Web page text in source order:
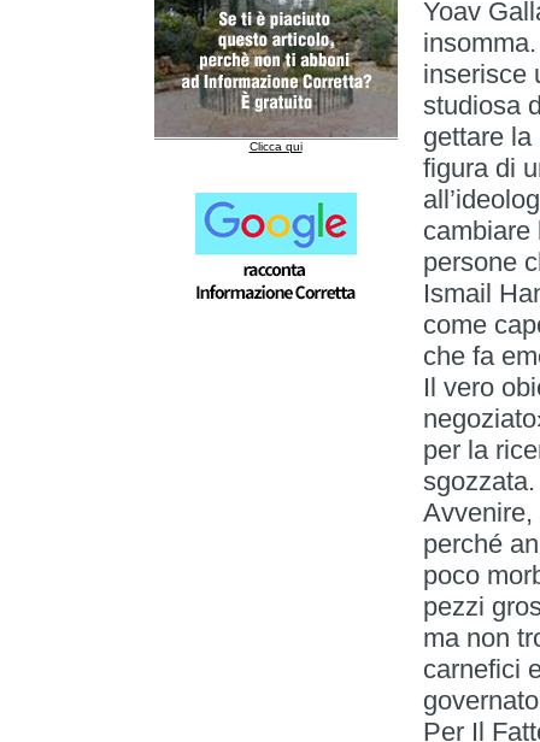
Clicca qui
Yoav
inserisce
studiosa
gettare la
figura di
cambiare
persone
Ismail
come
che fa
Il vero
per la
sgozzata.
Avvenire,
perché
poco
pezzi
ma non
carnefici
Per Il